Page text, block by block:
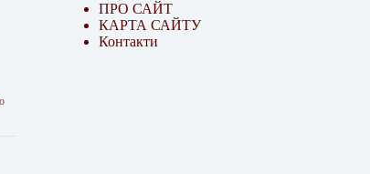
ПРО САЙТ
КАРТА САЙТУ
Контакти